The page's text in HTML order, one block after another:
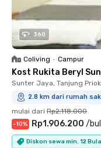
360
Coliving • Campur
Kost Rukita Beryl
Sunter Jaya, Tanjung Priok
2.8 km dari rumah
mulai dari Rp2.118.000
-10% Rp1.906.200 /
Diskon sewa min. 12